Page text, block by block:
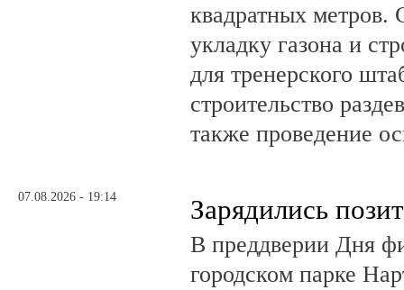
квадратных метров.
укладку газона и
для тренерского
строительство
также проведение
07.08.2026 - 19:14 Зарядились
В преддверии Дня
городском парке